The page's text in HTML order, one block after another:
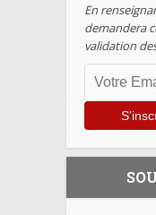
En
demandera
validation